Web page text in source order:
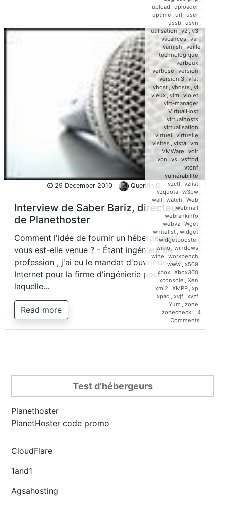
29 December 2010 Quentin C.
Interview de Saber Bariz, directeur
de Planethoster
Comment l'idée de fournir un hébergement
vous est-elle venue ? - Étant ingénieur de
profession , j'ai eu le mandat d'ouvrir un site
Internet pour la firme d'ingénierie pour
laquelle…
Read more
upload , uploader ,
uptime , url , user ,
ussb , usvn ,
utilisation,v2,v3,
vacances , var,
varnish , veille
technologique ,
verbeux ,
verbose ,version,
version 3 ,vfat ,
vhost , vhosts , vi ,
vieux , vim , violet,
virt-manager ,
VirtualHost ,
virtualhosts ,
virtualisation ,
virtuel, virtuelle ,
visites , vista , vm ,
VMWare , voir ,
vpn , vs , vsftpd ,
vtonf ,
vulnérabilité ,
vzctl , vzlist ,
vzquota , w3pw ,
wall , watch , Web ,
webmail ,
webrankinfo ,
webvz , Wget ,
whitelist , widget ,
widgetbooster ,
wikio, windows ,
wine , workbench ,
www, x509 ,
xbox , Xbox360 ,
xconsole , Xen ,
xml2 , XMPP , xp ,
xpad , xvjf , xvzf ,
Yum , zone ,
zonecheck
4
Commentson
Interview
Test d’hébergeurs
Planethoster
PlanetHoster code promo
CloudFlare
1and1
Agsahosting